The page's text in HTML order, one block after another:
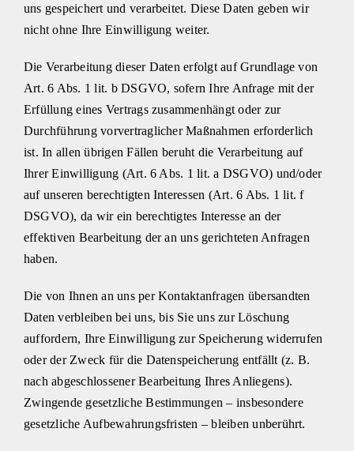
uns gespeichert und verarbeitet. Diese Daten geben wir
nicht ohne Ihre Einwilligung weiter.
Die Verarbeitung dieser Daten erfolgt auf Grundlage von
Art. 6 Abs. 1 lit. b DSGVO, sofern Ihre Anfrage mit der
Erfüllung eines Vertrags zusammenhängt oder zur
Durchführung vorvertraglicher Maßnahmen erforderlich
ist. In allen übrigen Fällen beruht die Verarbeitung auf
Ihrer Einwilligung (Art. 6 Abs. 1 lit. a DSGVO) und/oder
auf unseren berechtigten Interessen (Art. 6 Abs. 1 lit. f
DSGVO), da wir ein berechtigtes Interesse an der
effektiven Bearbeitung der an uns gerichteten Anfragen
haben.
Die von Ihnen an uns per Kontaktanfragen übersandten
Daten verbleiben bei uns, bis Sie uns zur Löschung
auffordern, Ihre Einwilligung zur Speicherung widerrufen
oder der Zweck für die Datenspeicherung entfällt (z. B.
nach abgeschlossener Bearbeitung Ihres Anliegens).
Zwingende gesetzliche Bestimmungen – insbesondere
gesetzliche Aufbewahrungsfristen – bleiben unberührt.